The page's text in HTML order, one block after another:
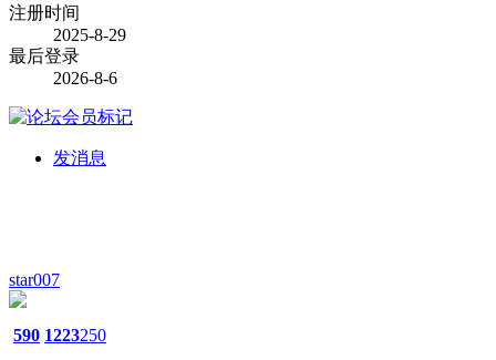
注册时间
2025-8-29
最后登录
2026-8-6
发消息
star007
590 1223250